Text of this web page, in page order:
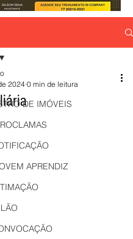
DE IMÓVEIS
APRENDIZ
2024 0 min de leitura